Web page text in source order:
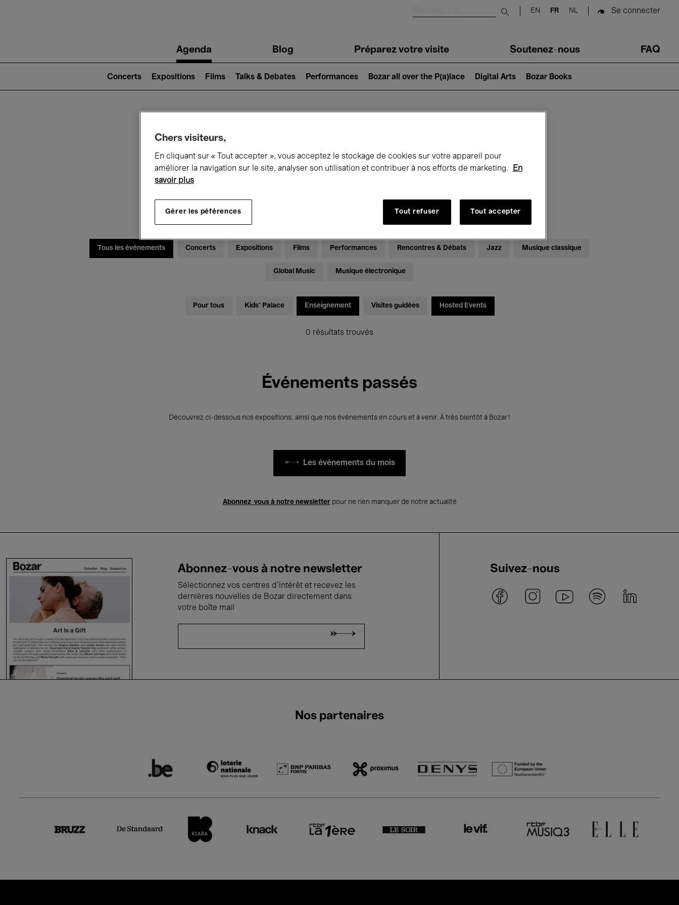
Submit search
EN FR NL Se connecter
navigationAgenda Blog Préparez votre visite Soutenez-nous FAQ
2)
Concerts Expositions Films Talks & Debates Performances Bozar all over the P(a)lace Digital Arts Bozar Books
Ce qui se passe à Bozar
Tous les événements Concerts Expositions Films Performances Rencontres & Débats Jazz Musique classique
Global Music Musique électronique
Pour tous Kids’ Palace Enseignement Visites guidées Hosted Events
0 résultats trouvés
Événements passés
Découvrez ci-dessous nos expositions, ainsi que nos événements en cours et à venir. À très bientôt à Bozar !
Les événements du mois
Abonnez-vous à notre newsletterpour ne rien manquer de notre actualité
Abonnez-vous à notre newsletter
Sélectionnez vos centres d'intérêt et recevez les
dernières nouvelles de Bozar directement dans
votre boîte mail
Suivez-nous
Nos partenaires
Chers visiteurs,
En cliquant sur « Tout accepter », vous acceptez le stockage de cookies sur votre appareil pour
améliorer la navigation sur le site, analyser son utilisation et contribuer à nos efforts de marketing.
En
savoir plus
Gérer les péférences Tout refuser Tout accepter